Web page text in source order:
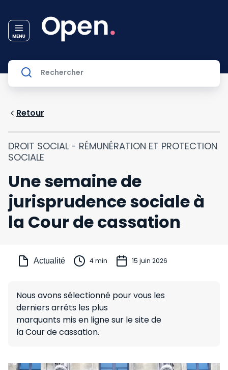
Retour
DROIT SOCIAL - RÉMUNÉRATION ET PROTECTION
SOCIALE
Une semaine de
jurisprudence sociale à
la Cour de cassation
Actualité 4 min 15 juin 2026
Nous avons sélectionné pour vous les
derniers arrêts les plus
marquants mis en ligne sur le site de
la Cour de cassation.